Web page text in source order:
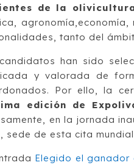
de la
tanto del
han sido
y valorada de
Por ello, la
edición de
en la jornada
sede de esta cita
Elegido el ganador